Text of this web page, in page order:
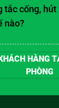
tắc cống,
nào?
HÀNG
PHÒNG